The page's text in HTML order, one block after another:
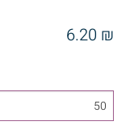
₪ 6.20